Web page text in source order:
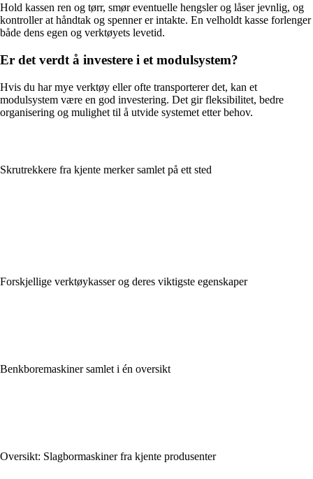
Hold kassen ren og tørr, smør eventuelle hengsler og låser jevnlig, og
kontroller at håndtak og spenner er intakte. En velholdt kasse forlenger
både dens egen og verktøyets levetid.
Er det verdt å investere i et modulsystem?
Hvis du har mye verktøy eller ofte transporterer det, kan et
modulsystem være en god investering. Det gir fleksibilitet, bedre
organisering og mulighet til å utvide systemet etter behov.
Skrutrekkere fra kjente merker samlet på ett sted
Forskjellige verktøykasser og deres viktigste egenskaper
Benkboremaskiner samlet i én oversikt
Oversikt: Slagbormaskiner fra kjente produsenter